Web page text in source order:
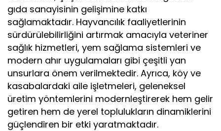
gıda sanayisinin gelişimine katkı
sağlamaktadır. Hayvancılık faaliyetlerinin
sürdürülebilirliğini artırmak amacıyla veteriner
sağlık hizmetleri, yem sağlama sistemleri ve
modern ahır uygulamaları gibi çeşitli yan
unsurlara önem verilmektedir. Ayrıca, köy ve
kasabalardaki aile işletmeleri, geleneksel
üretim yöntemlerini modernleştirerek hem gelir
getiren hem de yerel toplulukların dinamiklerini
güçlendiren bir etki yaratmaktadır.